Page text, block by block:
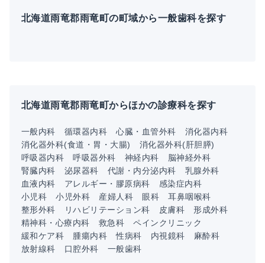
北海道雨竜郡雨竜町の町域から一般歯科を探す
北海道雨竜郡雨竜町からほかの診療科を探す
一般内科 循環器内科 心臓・血管外科
消化器内科
消化器外科(食道・胃・大腸)
消化器外科(肝胆膵)
呼吸器内科
呼吸器外科 神経内科
脳神経外科
腎臓内科
泌尿器科 代謝・内分泌内科
乳腺外科
血液内科
アレルギー・膠原病科
感染症内科
小児科
小児外科 産婦人科 眼科
耳鼻咽喉科
整形外科
リハビリテーション科 皮膚科
形成外科
精神科・心療内科
救急科
ペインクリニック
緩和ケア科
腫瘍内科 性病科 内視鏡科
麻酔科
放射線科
口腔外科 一般歯科